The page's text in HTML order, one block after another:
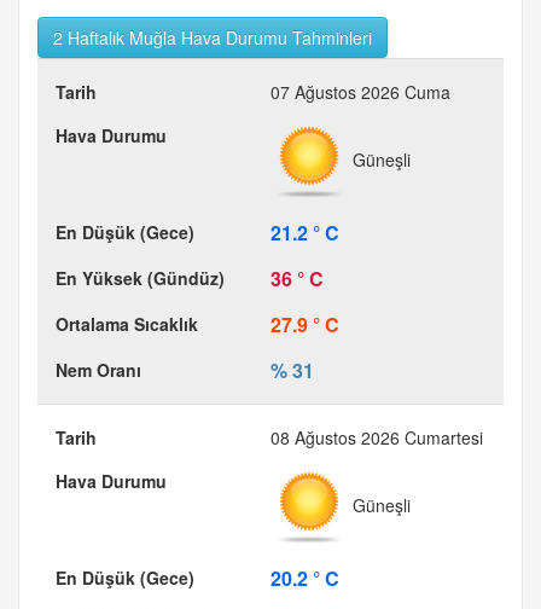
2 Haftalık Muğla Hava Durumu Tahminleri
07 Ağustos 2026 Cuma
Güneşli
21.2 ° C
36 ° C
27.9 ° C
% 31
08 Ağustos 2026 Cumartesi
Güneşli
20.2 ° C